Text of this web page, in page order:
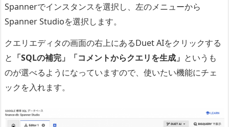
Spannerでインスタンスを選択し、左のメニューから
Spanner Studioを選択します。
クエリエディタの画面の右上にあるDuet AIをクリックする
と 「SQLの補完」「コメントからクエリを生成」 というも
のが選べるようになっていますので、使いたい機能にチェ
ックを入れます。